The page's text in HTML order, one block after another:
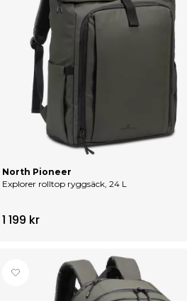
Explorer rolltop ryggsäck, 24 L
North Pioneer
1 199 kr